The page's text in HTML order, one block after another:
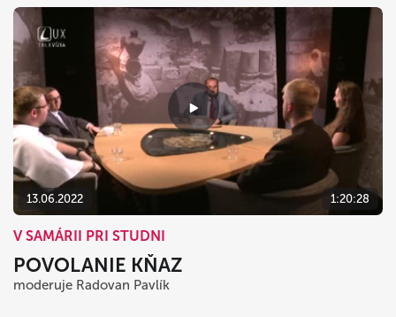
13.06.2022 1:20:28
V SAMÁRII PRI STUDNI
POVOLANIE KŇAZ
moderuje Radovan Pavlík